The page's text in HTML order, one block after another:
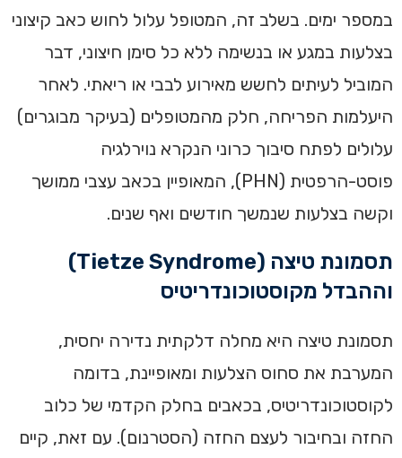
במספר ימים. בשלב זה, המטופל עלול לחוש כאב קיצוני
בצלעות במגע או בנשימה ללא כל סימן חיצוני, דבר
המוביל לעיתים לחשש מאירוע לבבי או ריאתי. לאחר
היעלמות הפריחה, חלק מהמטופלים (בעיקר מבוגרים)
עלולים לפתח סיבוך כרוני הנקרא נוירלגיה
פוסט-הרפטית (PHN), המאופיין בכאב עצבי ממושך
וקשה בצלעות שנמשך חודשים ואף שנים.
תסמונת טיצה (Tietze Syndrome)
וההבדל מקוסטוכונדריטיס
תסמונת טיצה היא מחלה דלקתית נדירה יחסית,
המערבת את סחוס הצלעות ומאופיינת, בדומה
לקוסטוכונדריטיס, בכאבים בחלק הקדמי של כלוב
החזה ובחיבור לעצם החזה (הסטרנום). עם זאת, קיים